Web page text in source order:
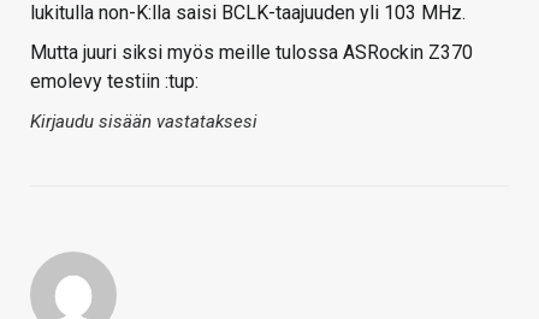
lukitulla non-K:lla saisi BCLK-taajuuden yli 103 MHz.
Mutta juuri siksi myös meille tulossa ASRockin Z370
emolevy testiin :tup:
Kirjaudu sisään vastataksesi